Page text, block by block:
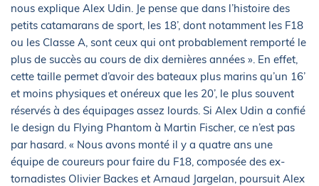
nous explique Alex Udin. Je pense que dans l’histoire des
petits catamarans de sport, les 18’, dont notamment les F18
ou les Classe A, sont ceux qui ont probablement remporté le
plus de succès au cours de dix dernières années ». En effet,
cette taille permet d’avoir des bateaux plus marins qu’un 16’
et moins physiques et onéreux que les 20’, le plus souvent
réservés à des équipages assez lourds. Si Alex Udin a confié
le design du Flying Phantom à Martin Fischer, ce n’est pas
par hasard. « Nous avons monté il y a quatre ans une
équipe de coureurs pour faire du F18, composée des ex-
tornadistes Olivier Backes et Arnaud Jargelan, poursuit Alex